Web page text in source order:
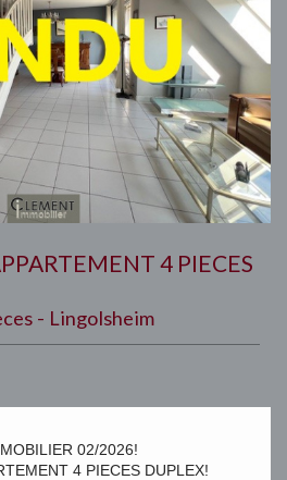
4 PIECES
- Lingolsheim
02/2026!
4 PIECES DUPLEX!